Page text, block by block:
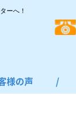
ーへ！
様の声 /